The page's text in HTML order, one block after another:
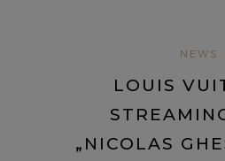
NEWS
LOUIS
„NICOLAS